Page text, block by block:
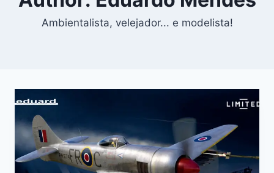
Ambientalista, velejador... e modelista!